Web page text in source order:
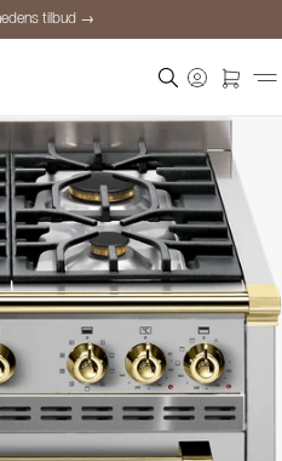
tilbud →
rådgivning
tilbud →